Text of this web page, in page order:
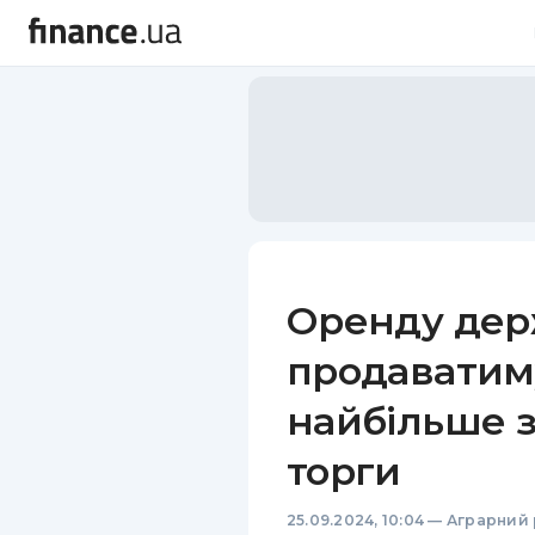
Оренду
найбільше
торги
25.09.2024, 10:04 — Аграрний